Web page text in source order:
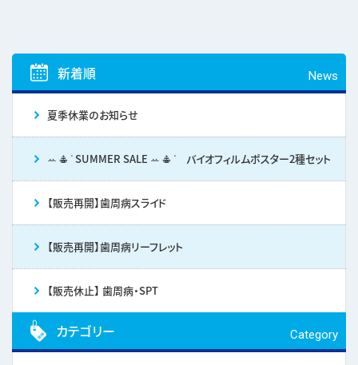
新着順 News
夏季休業のお知らせ
ꕀ 𖠳 ᐝ SUMMER SALE ꕀ 𖠳 ᐝ バイオフィルムポスター2種セット
【販売再開】歯周病スライド
【販売再開】歯周病リーフレット
【販売休止】 歯周病・SPT
カテゴリー Category